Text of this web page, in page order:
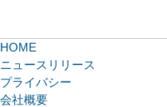
HOME
ニュースリリース
プライバシー
会社概要